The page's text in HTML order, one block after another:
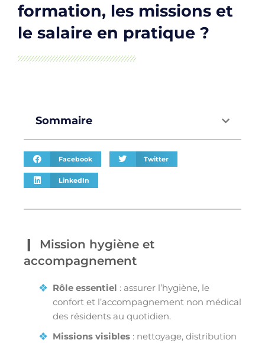
formation, les missions et
le salaire en pratique ?
Sommaire
Facebook Twitter
LinkedIn
Mission hygiène et
accompagnement
Rôle essentiel : assurer l’hygiène, le
confort et l’accompagnement non médical
des résidents au quotidien.
Missions visibles : nettoyage, distribution